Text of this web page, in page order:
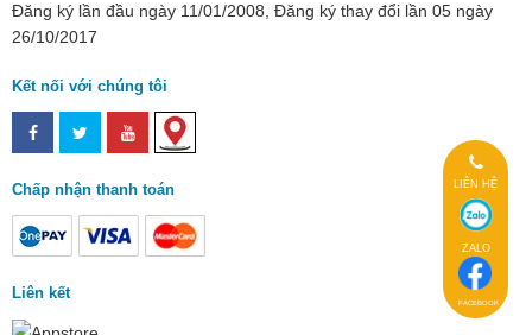
FACEBOOK
ZALO
LIÊN HỆ
Đăng ký lần đầu ngày 11/01/2008, Đăng ký thay đổi lần 05 ngày
26/10/2017
Kết nối với chúng tôi
Chấp nhận thanh toán
Liên kết